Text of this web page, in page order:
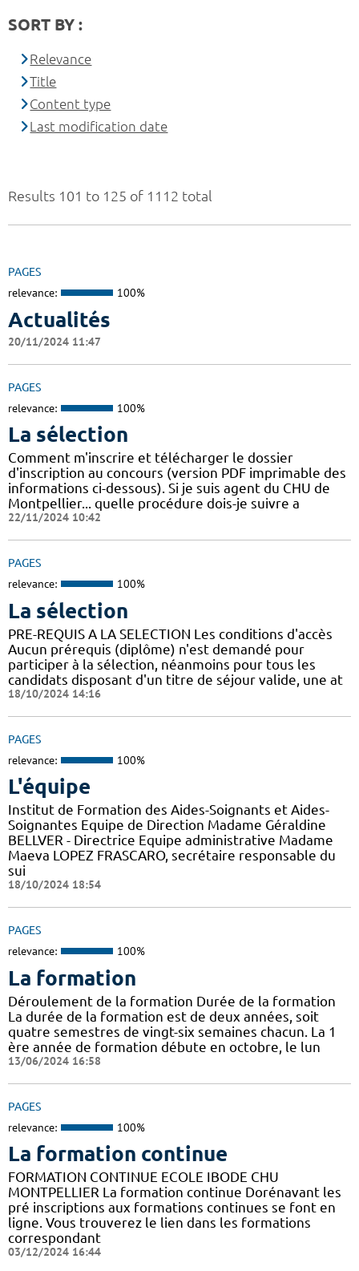
Results 101 to 125 of 1112 total
PAGES
relevance: 100%
Actualités
20/11/2024 11:47
PAGES
relevance: 100%
La sélection
Comment m'inscrire et télécharger le dossier
d'inscription au concours (version PDF imprimable des
informations ci-dessous). Si je suis agent du CHU de
Montpellier... quelle procédure dois-je suivre a
22/11/2024 10:42
PAGES
relevance: 100%
La sélection
PRE-REQUIS A LA SELECTION Les conditions d'accès
Aucun prérequis (diplôme) n'est demandé pour
participer à la sélection, néanmoins pour tous les
candidats disposant d'un titre de séjour valide, une at
18/10/2024 14:16
PAGES
relevance: 100%
L'équipe
Institut de Formation des Aides-Soignants et Aides-
Soignantes Equipe de Direction Madame Géraldine
BELLVER - Directrice Equipe administrative Madame
Maeva LOPEZ FRASCARO, secrétaire responsable du
sui
18/10/2024 18:54
PAGES
relevance: 100%
La formation
Déroulement de la formation Durée de la formation
La durée de la formation est de deux années, soit
quatre semestres de vingt-six semaines chacun. La 1
ère année de formation débute en octobre, le lun
13/06/2024 16:58
PAGES
relevance: 100%
La formation continue
FORMATION CONTINUE ECOLE IBODE CHU
MONTPELLIER La formation continue Dorénavant les
pré inscriptions aux formations continues se font en
ligne. Vous trouverez le lien dans les formations
correspondant
03/12/2024 16:44
SORT BY :
Relevance
Title
Content type
Last modification date